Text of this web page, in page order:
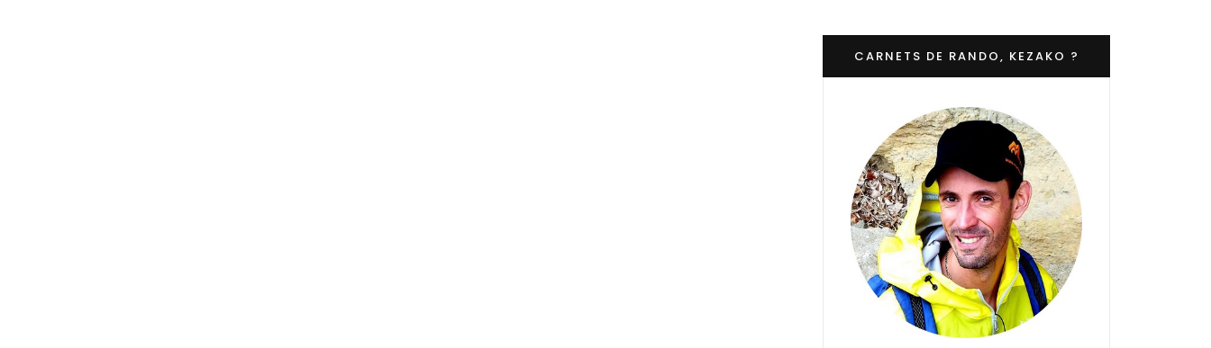
CARNETS DE RANDO, KEZAKO ?